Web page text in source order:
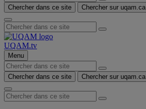
Chercher dans ce site Chercher sur uqam.ca
UQAM.tv
Menu
Chercher dans ce site Chercher sur uqam.ca